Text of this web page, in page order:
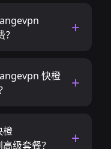
快橙
橙
级套餐？